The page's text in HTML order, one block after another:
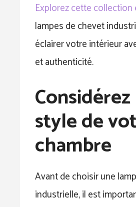
Explorez cette collection
lampes de chevet
éclairer votre intérieur
et authenticité.
style de
chambre
Avant de choisir une
industrielle, il est